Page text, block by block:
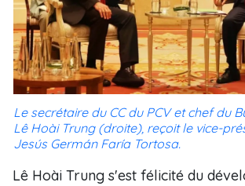
Le secrétaire du CC du PCV et chef du
Lê Hoài Trung (droite), reçoit le vice-
Jesús Germán Faría Tortosa.
Lê Hoài Trung s'est félicité du